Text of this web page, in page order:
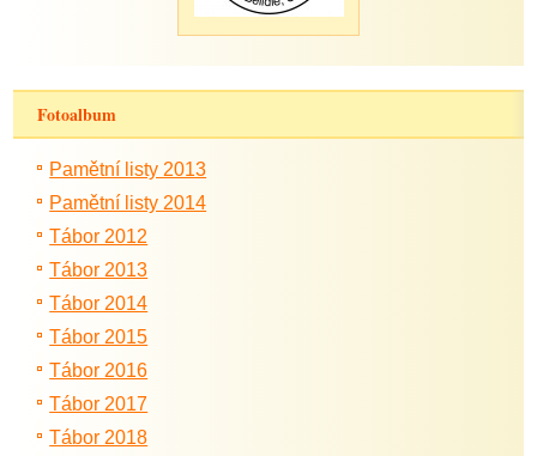
Fotoalbum
Pamětní listy 2013
Pamětní listy 2014
Tábor 2012
Tábor 2013
Tábor 2014
Tábor 2015
Tábor 2016
Tábor 2017
Tábor 2018